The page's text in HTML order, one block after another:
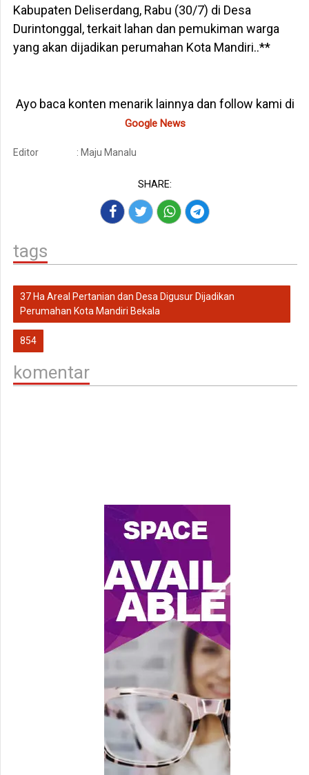
Kabupaten Deliserdang, Rabu (30/7) di Desa
Durintonggal, terkait lahan dan pemukiman warga
yang akan dijadikan perumahan Kota Mandiri..**
Ayo baca konten menarik lainnya dan follow kami di
Google News
Editor : Maju Manalu
SHARE:
tags
37 Ha Areal Pertanian dan Desa Digusur Dijadikan
Perumahan Kota Mandiri Bekala
854
komentar